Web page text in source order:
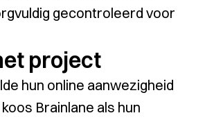
gecontroleerd voor
project
hun online aanwezigheid
Brainlane als hun